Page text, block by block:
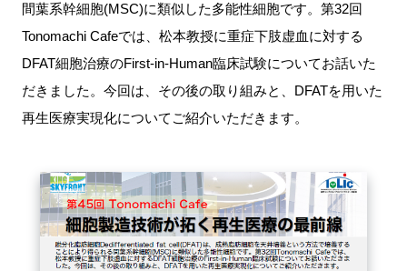
イベント
プログラム
インタビュー・コラム
LINK-Jを知る
特別会員
間葉系幹細胞(MSC)に類似した多能性細胞です。第32回
Tonomachi Cafeでは、松本教授に重症下肢虚血に対する
DFAT細胞治療のFirst-in-Human臨床試験についてお話いた
だきました。今回は、その後の取り組みと、DFATを用いた
再生医療実現化についてご紹介いただきます。